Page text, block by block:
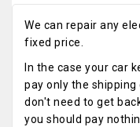
We can repair any
fixed price.
In the case your car
pay only the
don't need to get
you should pay